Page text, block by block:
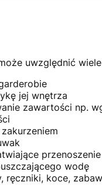
uwzględnić
jej wnętrza
zawartości np.
przenoszenie
wodę
ręczniki, koce,